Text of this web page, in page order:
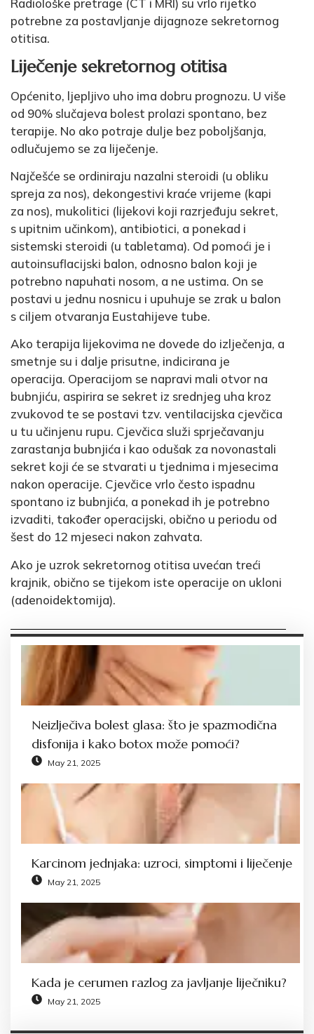
Radiološke pretrage (CT i MRI) su vrlo rijetko
potrebne za postavljanje dijagnoze sekretornog
otitisa.
Liječenje sekretornog otitisa
Općenito, ljepljivo uho ima dobru prognozu. U više
od 90% slučajeva bolest prolazi spontano, bez
terapije. No ako potraje dulje bez poboljšanja,
odlučujemo se za liječenje.
Najčešće se ordiniraju nazalni steroidi (u obliku
spreja za nos), dekongestivi kraće vrijeme (kapi
za nos), mukolitici (lijekovi koji razrjeđuju sekret,
s upitnim učinkom), antibiotici, a ponekad i
sistemski steroidi (u tabletama). Od pomoći je i
autoinsuflacijski balon, odnosno balon koji je
potrebno napuhati nosom, a ne ustima. On se
postavi u jednu nosnicu i upuhuje se zrak u balon
s ciljem otvaranja Eustahijeve tube.
Ako terapija lijekovima ne dovede do izlječenja, a
smetnje su i dalje prisutne, indicirana je
operacija. Operacijom se napravi mali otvor na
bubnjiću, aspirira se sekret iz srednjeg uha kroz
zvukovod te se postavi tzv. ventilacijska cjevčica
u tu učinjenu rupu. Cjevčica služi sprječavanju
zarastanja bubnjića i kao odušak za novonastali
sekret koji će se stvarati u tjednima i mjesecima
nakon operacije. Cjevčice vrlo često ispadnu
spontano iz bubnjića, a ponekad ih je potrebno
izvaditi, također operacijski, obično u periodu od
šest do 12 mjeseci nakon zahvata.
Ako je uzrok sekretornog otitisa uvećan treći
krajnik, obično se tijekom iste operacije on ukloni
(adenoidektomija).
Neizlječiva bolest glasa: što je spazmodična
disfonija i kako botox može pomoći?
May 21, 2025
Karcinom jednjaka: uzroci, simptomi i liječenje
May 21, 2025
Kada je cerumen razlog za javljanje liječniku?
May 21, 2025